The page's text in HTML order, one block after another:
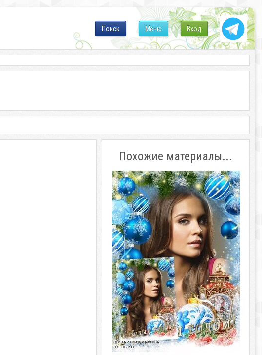
Вход
Меню
Поиск
Похожие материалы...